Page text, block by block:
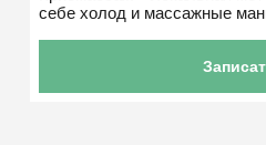
себе холод и массажные